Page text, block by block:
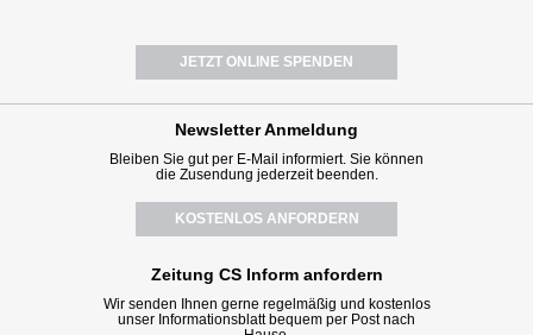
JETZT ONLINE SPENDEN
NewsletterAnmeldung
Bleiben Sie gut per E-Mail informiert. Sie können
die Zusendung jederzeit beenden.
KOSTENLOS ANFORDERN
Zeitung CS Inform anfordern
Wir senden Ihnen gerne regelmäßig und kostenlos
unser Informationsblatt bequem per Post nach